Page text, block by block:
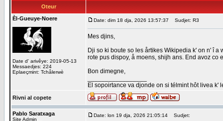
Oteur
Èl-Gueuye-Noere
Date d' arivêye: 2019-05-13
Messaedjes: 224
Eplaeçmint: Tchålerwè
Date: dim 18 dja, 2026 13:57:37 Sudjet: R3
Mes djins,
Dji so ki boute so les årtikes Wikipedia k' on n' î
rote pus dispoy, å moens, shijh ans. End avoz co
Bon dimegne,
El sopoirtance va djonde on si télmint hôt livea
Rivni al copete
Pablo Saratxaga
Site Admin
Date: lon 19 dja, 2026 21:05:14 Sudjet: